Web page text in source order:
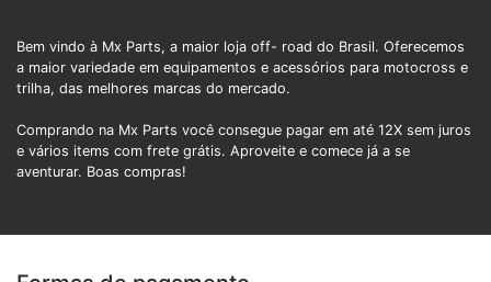
Bem vindo à Mx Parts, a maior loja off- road do Brasil. Oferecemos
a maior variedade em equipamentos e acessórios para motocross e
trilha, das melhores marcas do mercado.
Comprando na Mx Parts você consegue pagar em até 12X sem juros
e vários items com frete grátis. Aproveite e comece já a se
aventurar. Boas compras!